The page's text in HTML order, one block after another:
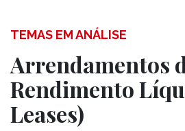
TEMAS EM ANÁLISE
Arrendamentos
Rendimento
Leases)